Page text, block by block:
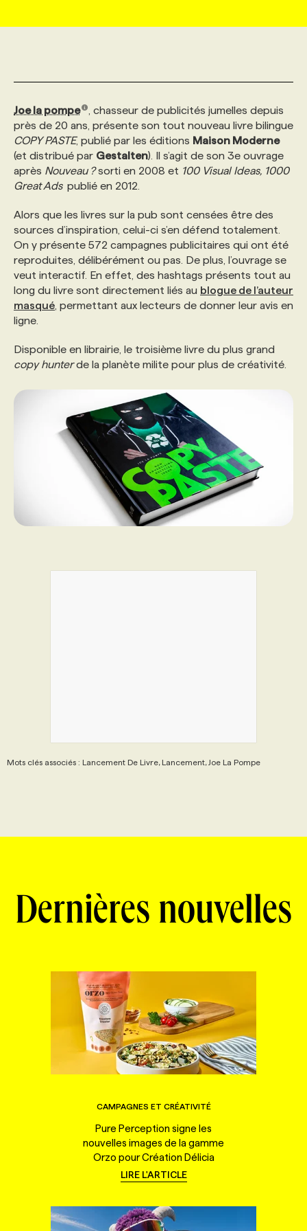
AFFAIRES DE L'INDUSTRIE
INITIATIVES NUMÉRIQUES
PRIX ET DISTINCTIONS
TENDANCES
WEB & MÉDIAS SOCIAUX
MARKETING DURABLE
GEO/SEO
ÉVÉNEMENTIEL
NOS AUTEUR‧RICES
INFOLETTRE PUBLICITÉ
ANNONCEZ AVEC NOUS
CONSULTER LA CVTHÈQUE
PROFIL ENTREPRISE
FAQ
ANNONCEZ AVEC NOUS
VOIR LES OFFRES
PROFIL CANDIDAT
FAQ
ANNONCEZ AVEC NOUS
NOS FORMATIONS EN LIGNE
NOS PARCOURS DE FORMATIONS
FORMATIONS PERSONNALISÉES
NOS FORMATEUR‧RICES
POURQUOI CHOISIR NOS FORMATIONS
NOS TARIFS
ANNONCEZ AVEC NOUS
CHASSE DE TÊTE
SERVICE DE CHASSE DE TÊTE
NOS TARIFS
NOS EXPERTISES
FAQ
ANNONCEZ AVEC NOUS
Joe la pompe
, chasseur de publicités jumelles depuis
près de 20 ans, présente son tout nouveau livre bilingue
COPY PASTE, publié par les éditions Maison Moderne
(et distribué par Gestalten). Il s’agit de son 3e ouvrage
après Nouveau ?sorti en 2008 et 100 Visual Ideas, 1000
Great Adspublié en 2012.
Alors que les livres sur la pub sont censées être des
sources d’inspiration, celui-ci s’en défend totalement.
On y présente 572 campagnes publicitaires qui ont été
reproduites, délibérément ou pas. De plus, l’ouvrage se
veut interactif. En effet, des hashtags présents tout au
long du livre sont directement liés au blogue de l’auteur
masqué , permettant aux lecteurs de donner leur avis en
ligne.
Disponible en librairie, le troisième livre du plus grand
copy hunterde la planète milite pour plus de créativité.
Mots clés associés : Lancement De Livre, Lancement, Joe La Pompe
Dernières nouvelles
CAMPAGNES ET CRÉATIVITÉ
Pure Perception signe les
nouvelles images de la gamme
Orzo pour Création Délicia
LIRE L'ARTICLE